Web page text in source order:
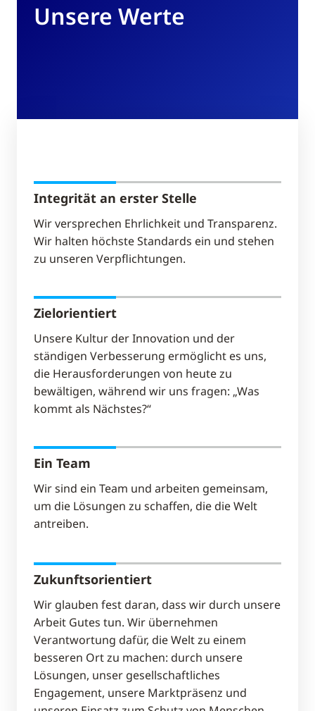
Unsere Werte
Integrität an erster Stelle
Wir versprechen Ehrlichkeit und Transparenz.
Wir halten höchste Standards ein und stehen
zu unseren Verpflichtungen.
Zielorientiert
Unsere Kultur der Innovation und der
ständigen Verbesserung ermöglicht es uns,
die Herausforderungen von heute zu
bewältigen, während wir uns fragen: „Was
kommt als Nächstes?“
Ein Team
Wir sind ein Team und arbeiten gemeinsam,
um die Lösungen zu schaffen, die die Welt
antreiben.
Zukunftsorientiert
Wir glauben fest daran, dass wir durch unsere
Arbeit Gutes tun. Wir übernehmen
Verantwortung dafür, die Welt zu einem
besseren Ort zu machen: durch unsere
Lösungen, unser gesellschaftliches
Engagement, unsere Marktpräsenz und